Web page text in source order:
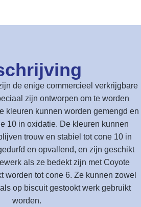
de enige commercieel verkrijgbare
zijn ontworpen om te worden
kleuren kunnen worden gemengd en
10 in oxidatie. De kleuren kunnen
trouw en stabiel tot cone 10 in
en opvallend, en zijn geschikt
als ze bedekt zijn met Coyote
worden tot cone 6. Ze kunnen zowel
op biscuit gestookt werk gebruikt
worden.